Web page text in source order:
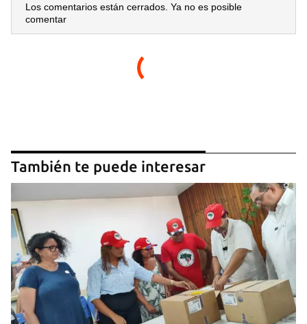
iniciar sesión con tu cuenta de 14ymedio.
INICIAR SESIÓN CANCELAR
Los comentarios están cerrados. Ya no es posible
comentar
También te puede interesar